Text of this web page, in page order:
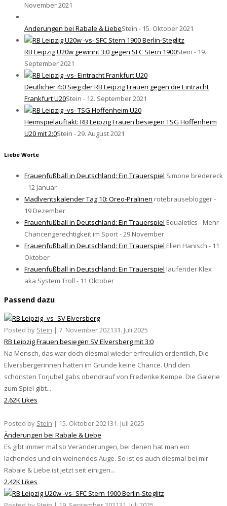
November 2021
Änderungen bei Rabale & LiebeStein - 15. Oktober 2021
RB Leipzig U20w gewinnt 3:0 gegen SFC Stern 1900Stein - 19.
September 2021
Deutlicher 4:0 Sieg der RB Leipzig Frauen gegen die Eintracht
Frankfurt U20Stein - 12. September 2021
Heimspielauftakt: RB Leipzig Frauen besiegen TSG Hoffenheim
U20 mit 2:0Stein - 29. August 2021
Liebe Worte
Frauenfußball in Deutschland: Ein Trauerspiel Simone bredereck
- 12 Januar
Madlventskalender Tag 10: Oreo-Pralinen rotebrauseblogger -
19 Dezember
Frauenfußball in Deutschland: Ein Trauerspiel Equaletics - Mehr
Chancengerechtigkeit im Sport - 29 November
Frauenfußball in Deutschland: Ein Trauerspiel Ellen Hanisch - 11
Oktober
Frauenfußball in Deutschland: Ein Trauerspiel laufender Klex
aka System Troll - 11 Oktober
Passend dazu
Posted by Stein | 7. November 202131. Juli 2025
RB Leipzig Frauen besiegen SV Elversberg mit 3:0
Na Mensch, das war doch diesmal wieder erfreulich ordentlich, Die
Elversbergerinnen hatten im Grunde keine Chance. Und den
schönsten Torjubel gabs obendrauf von Frederike Kempe. Die Galerie
zum Spiel gibt...
2.62K Likes
Posted by Stein | 15. Oktober 202131. Juli 2025
Änderungen bei Rabale & Liebe
Es gibt immer mal so Veränderungen, bei denen hat man ein
lachendes und ein weinendes Auge. So ist es auch diesmal bei mir.
Rabale & Liebe ist jetzt seit einigen...
2.42K Likes